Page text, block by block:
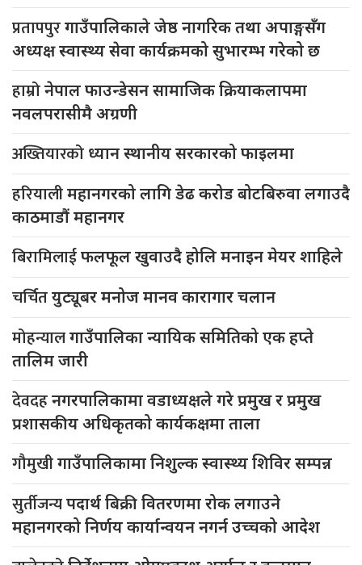
प्रतापपुरगाउँपालिकाले जेष्ठ नागरिक तथा अपाङ्गसँग
अध्यक्ष स्वास्थ्य सेवा कार्यक्रमको सुभारम्भ गरेको छ
हाम्रोनेपाल फाउन्डेसन सामाजिक क्रियाकलापमा
नवलपरासीमै अग्रणी
अख्तियारको ध्यान स्थानीय सरकारको फाइलमा
हरियालीमहानगरको लागि डेढ करोड बोटबिरुवा लगाउदै
काठमाडौं महानगर
बिरामिलाईफलफूल खुवाउदै होलि मनाइन मेयर शाहिले
चर्चितयुट्यूबर मनोज मानव कारागार चलान
मोहन्यालगाउँपालिका न्यायिक समितिको एक हप्ते
तालिम जारी
देवदहनगरपालिकामा वडाध्यक्षले गरे प्रमुख र प्रमुख
प्रशासकीय अधिकृतको कार्यकक्षमा ताला
गौमुखीगाउँपालिकामा निशुल्क स्वास्थ्य शिविर सम्पन्न
सुर्तीजन्यपदार्थ बिक्री वितरणमा रोक लगाउने
महानगरको निर्णय कार्यान्वयन नगर्न उच्चको आदेश